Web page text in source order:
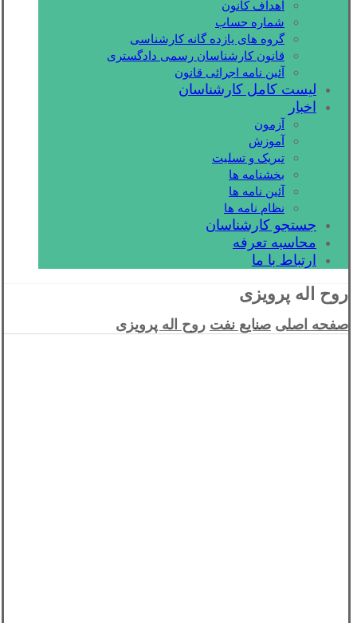
اهداف کانون
شماره حساب
گروه های یازده گانه کارشناسی
قانون کارشناسان رسمی دادگستری
آئین نامه اجرائی قانون
لیست کامل کارشناسان
اخبار
آزمون
آموزش
تبریک و تسلیت
بخشنامه ها
آئین نامه ها
نظام نامه ها
جستجو کارشناسان
محاسبه تعرفه
ارتباط با ما
روح اله پرویزی
صفحه اصلی صنایع نفت روح اله پرویزی